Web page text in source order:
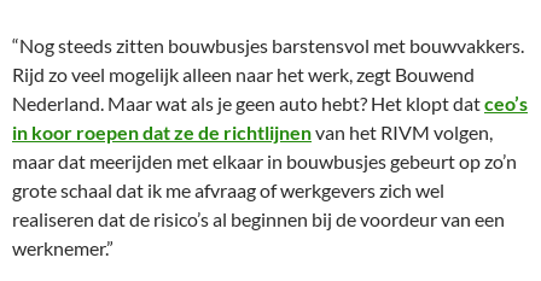
“Nog steeds zitten bouwbusjes barstensvol met bouwvakkers.
Rijd zo veel mogelijk alleen naar het werk, zegt Bouwend
Nederland. Maar wat als je geen auto hebt? Het klopt datceo’s
in koor roepen dat ze de richtlijnenvan het RIVM volgen,
maar dat meerijden met elkaar in bouwbusjes gebeurt op zo’n
grote schaal dat ik me afvraag of werkgevers zich wel
realiseren dat de risico’s al beginnen bij de voordeur van een
werknemer.”